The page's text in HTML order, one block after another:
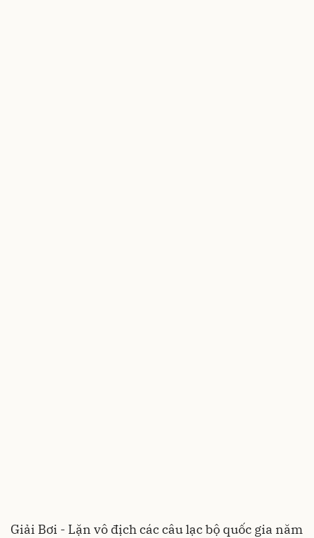
Giải Bơi - Lặn vô địch các câu lạc bộ quốc gia năm